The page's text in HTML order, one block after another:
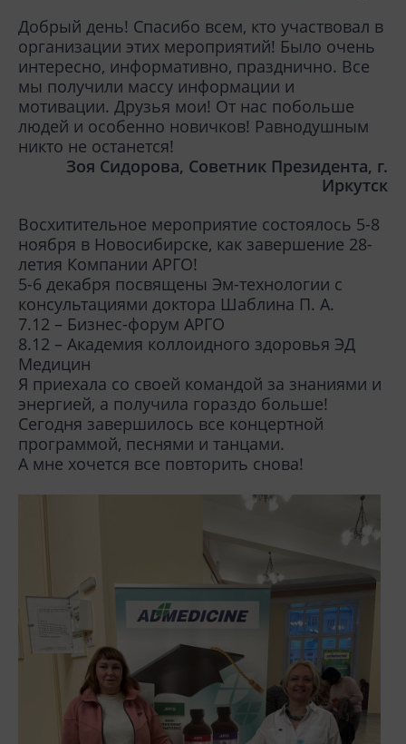
Добрый день! Спасибо всем, кто участвовал в
организации этих мероприятий! Было очень
интересно, информативно, празднично. Все
мы получили массу информации и
мотивации. Друзья мои! От нас побольше
людей и особенно новичков! Равнодушным
никто не останется!
Зоя Сидорова, Советник Президента, г.
Иркутск
Восхитительное мероприятие состоялось 5-8
ноября в Новосибирске, как завершение 28-
летия Компании АРГО!
5-6 декабря посвящены Эм-технологии с
консультациями доктора Шаблина П. А.
7.12 – Бизнес-форум АРГО
8.12 – Академия коллоидного здоровья ЭД
Медицин
Я приехала со своей командой за знаниями и
энергией, а получила гораздо больше!
Сегодня завершилось все концертной
программой, песнями и танцами.
А мне хочется все повторить снова!